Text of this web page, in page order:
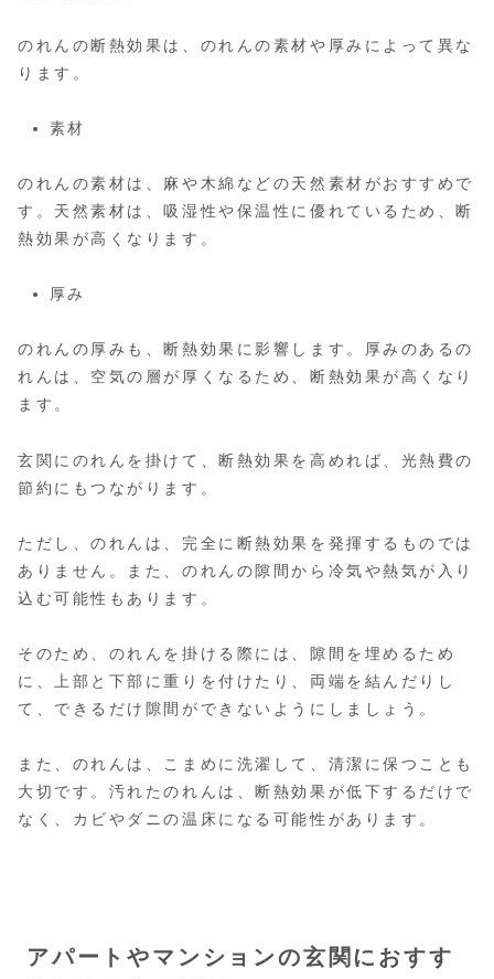
のれんの断熱効果は、のれんの素材や厚みによって異な
ります。
素材
のれんの素材は、麻や木綿などの天然素材がおすすめで
す。天然素材は、吸湿性や保温性に優れているため、断
熱効果が高くなります。
厚み
のれんの厚みも、断熱効果に影響します。厚みのあるの
れんは、空気の層が厚くなるため、断熱効果が高くなり
ます。
玄関にのれんを掛けて、断熱効果を高めれば、光熱費の
節約にもつながります。
ただし、のれんは、完全に断熱効果を発揮するものでは
ありません。また、のれんの隙間から冷気や熱気が入り
込む可能性もあります。
そのため、のれんを掛ける際には、隙間を埋めるため
に、上部と下部に重りを付けたり、両端を結んだりし
て、できるだけ隙間ができないようにしましょう。
また、のれんは、こまめに洗濯して、清潔に保つことも
大切です。汚れたのれんは、断熱効果が低下するだけで
なく、カビやダニの温床になる可能性があります。
アパートやマンションの玄関におすす